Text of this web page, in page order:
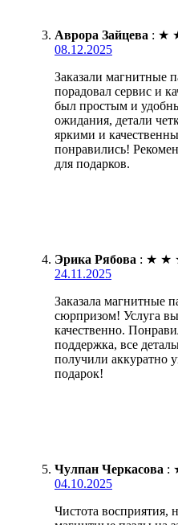
Аврора Зайцева : ★
08.12.2025
Заказали магнитные
порадовал сервис и
был простым и
ожидания, детали
яркими и
понравились!
для подарков.
Эрика Рябова : ★ ★
24.11.2025
Заказала магнитные
сюрпризом! Услуга
качественно.
поддержка, все
получили аккуратно
подарок!
Чулпан Черкасова :
04.10.2025
Чистота восприятия,